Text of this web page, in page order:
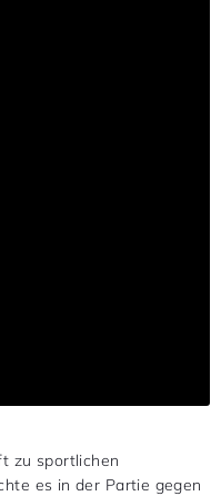
zu sportlichen
es in der Partie gegen